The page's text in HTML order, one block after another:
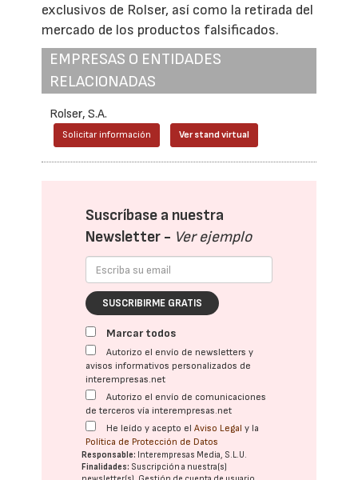
exclusivos de Rolser, así como la retirada del
mercado de los productos falsificados.
EMPRESAS O ENTIDADES
RELACIONADAS
Rolser, S.A.
Solicitar información Ver stand virtual
Suscríbase a nuestra
Newsletter - Ver ejemplo
SUSCRIBIRME GRATIS
Marcar todos
Autorizo el envío de newsletters y
avisos informativos personalizados de
interempresas.net
Autorizo el envío de comunicaciones
de terceros vía interempresas.net
He leído y acepto elAviso Legal y la
Política de Protección de Datos
Responsable: Interempresas Media, S.L.U.
Finalidades: Suscripción a nuestra(s)